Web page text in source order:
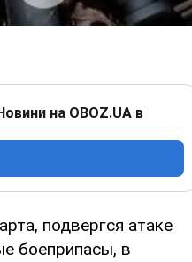
на OBOZ.UA в
подвергся атаке
боеприпасы, в